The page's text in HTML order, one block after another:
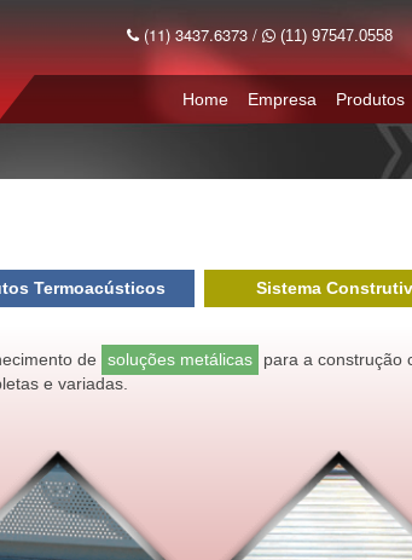
(11) 3437.6373 / (11) 97547.0558
Home Empresa Produtos
Termoacústicos Sistema
de soluções metálicas
para a construção
e variadas.